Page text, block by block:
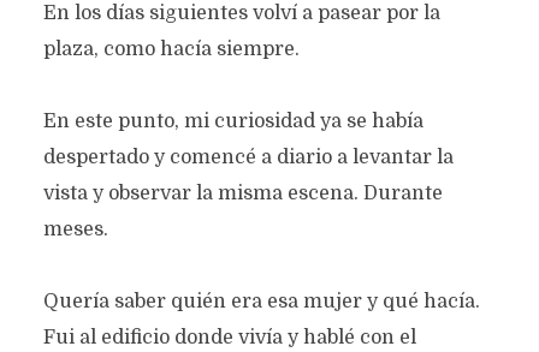
En los días siguientes volví a pasear por la
plaza, como hacía siempre.
En este punto, mi curiosidad ya se había
despertado y comencé a diario a levantar la
vista y observar la misma escena. Durante
meses.
Quería saber quién era esa mujer y qué hacía.
Fui al edificio donde vivía y hablé con el